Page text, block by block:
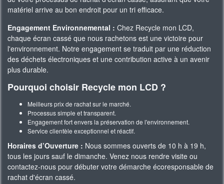
matériel arrive au bon endroit pour un tri efficace.
Engagement Environnemental : Chez Recycle mon LCD,
chaque écran cassé que nous rachetons est une victoire pour
l'environnement. Notre engagement se traduit par une réduction
des déchets électroniques et une contribution active à un avenir
plus durable.
Pourquoi choisir Recycle mon LCD ?
Meilleurs prix de rachat sur le marché.
Processus simple et transparent.
Engagement fort envers la préservation de l'environnement.
Service clientèle exceptionnel et réactif.
Horaires d’Ouverture : Nous sommes ouverts de 10 h à 19 h,
tous les jours sauf le dimanche. Venez nous rendre visite ou
contactez-nous pour débuter votre démarche écoresponsable de
rachat d'écran cassé.